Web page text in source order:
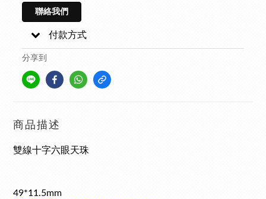
聯絡我們
付款方式
分享到
商品描述
雙線十字六眼天珠
49*11.5mm